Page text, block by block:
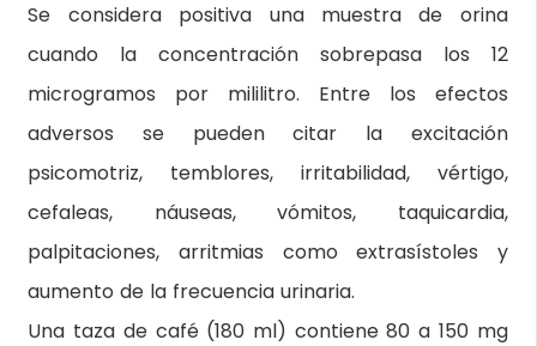
Se considera positiva una muestra de orina
cuando la concentración sobrepasa los 12
microgramos por mililitro. Entre los efectos
adversos se pueden citar la excitación
psicomotriz, temblores, irritabilidad, vértigo,
cefaleas, náuseas, vómitos, taquicardia,
palpitaciones, arritmias como extrasístoles y
aumento de la frecuencia urinaria.
Una taza de café (180 ml) contiene 80 a 150 mg